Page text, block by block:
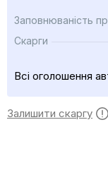
Заповнюваність
Скарги
Всі оголошення
Залишити скаргу